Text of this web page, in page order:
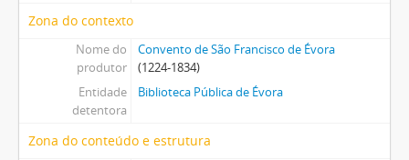
Zona do contexto
Nome do
produtor
Convento de São Francisco de Évora
(1224-1834)
Entidade
detentora
Biblioteca Pública de Évora
Zona do conteúdo e estrutura